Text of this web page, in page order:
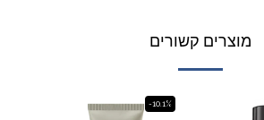
מוצרים קשורים
-10.1%